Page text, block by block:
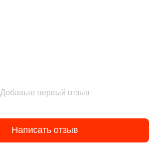
Добавьте первый отзыв
Написать отзыв